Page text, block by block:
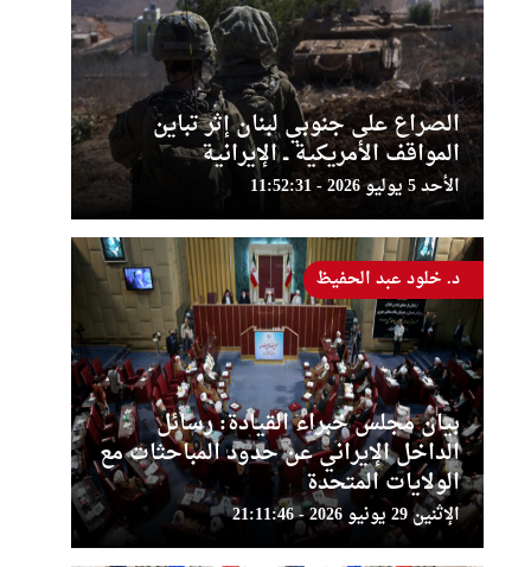
الصراع على جنوبي لبنان إثر تباين
المواقف الأمريكية ــ الإيرانية
الأحد 5 يوليو 2026 - 11:52:31
بيان مجلس خبراء القيادة: رسائل
الداخل الإيراني عن حدود المباحثات مع
الولايات المتحدة
الإثنين 29 يونيو 2026 - 21:11:46
د. خلود عبد الحفيظ